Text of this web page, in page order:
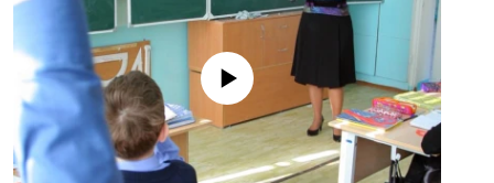
No media source currently available